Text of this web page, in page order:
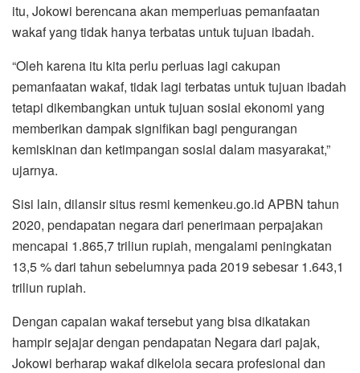
itu, Jokowi berencana akan memperluas pemanfaatan
wakaf yang tidak hanya terbatas untuk tujuan ibadah.
“Oleh karena itu kita perlu perluas lagi cakupan
pemanfaatan wakaf, tidak lagi terbatas untuk tujuan ibadah
tetapi dikembangkan untuk tujuan sosial ekonomi yang
memberikan dampak signifikan bagi pengurangan
kemiskinan dan ketimpangan sosial dalam masyarakat,”
ujarnya.
Sisi lain, dilansir situs resmi kemenkeu.go.id APBN tahun
2020, pendapatan negara dari penerimaan perpajakan
mencapai 1.865,7 triliun rupiah, mengalami peningkatan
13,5 % dari tahun sebelumnya pada 2019 sebesar 1.643,1
triliun rupiah.
Dengan capaian wakaf tersebut yang bisa dikatakan
hampir sejajar dengan pendapatan Negara dari pajak,
Jokowi berharap wakaf dikelola secara profesional dan